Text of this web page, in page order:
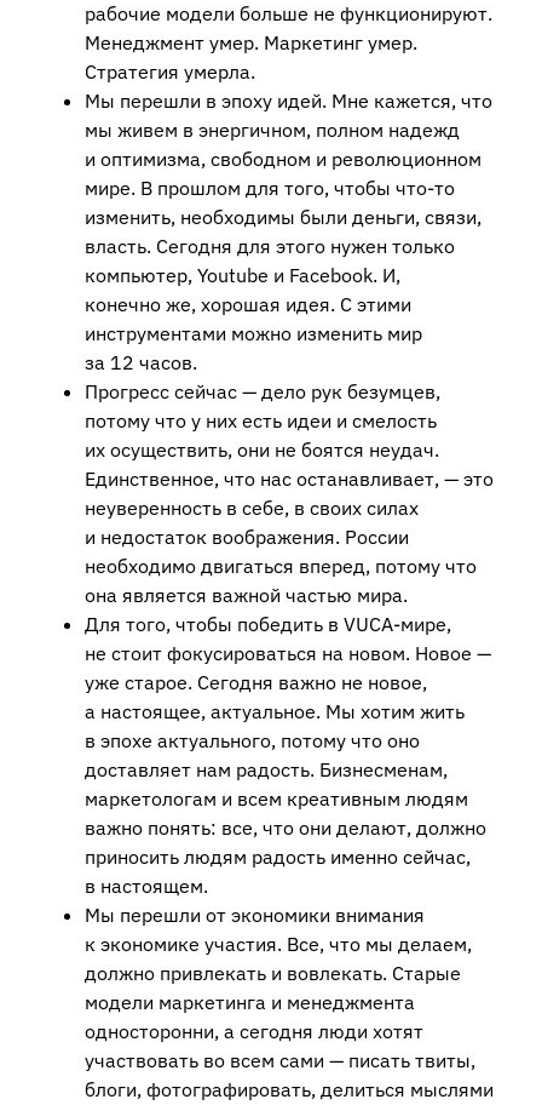
рабочие модели больше не функционируют.
Менеджмент умер. Маркетинг умер.
Стратегия умерла.
Мы перешли в эпоху идей. Мне кажется, что
мы живем в энергичном, полном надежд
и оптимизма, свободном и революционном
мире. В прошлом для того, чтобы что-то
изменить, необходимы были деньги, связи,
власть. Сегодня для этого нужен только
компьютер, Youtube и Facebook. И,
конечно же, хорошая идея. С этими
инструментами можно изменить мир
за 12 часов.
Прогресс сейчас — дело рук безумцев,
потому что у них есть идеи и смелость
их осуществить, они не боятся неудач.
Единственное, что нас останавливает, — это
неуверенность в себе, в своих силах
и недостаток воображения. России
необходимо двигаться вперед, потому что
она является важной частью мира.
Для того, чтобы победить в VUCA-мире,
не стоит фокусироваться на новом. Новое —
уже старое. Сегодня важно не новое,
а настоящее, актуальное. Мы хотим жить
в эпохе актуального, потому что оно
доставляет нам радость. Бизнесменам,
маркетологам и всем креативным людям
важно понять: все, что они делают, должно
приносить людям радость именно сейчас,
в настоящем.
Мы перешли от экономики внимания
к экономике участия. Все, что мы делаем,
должно привлекать и вовлекать. Старые
модели маркетинга и менеджмента
односторонни, а сегодня люди хотят
участвовать во всем сами — писать твиты,
блоги, фотографировать, делиться мыслями